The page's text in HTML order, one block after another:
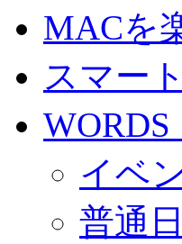
MACを
スマー
イベ
普通